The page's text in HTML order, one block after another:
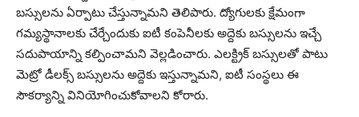
బస్సులను ఏర్పాటు చేస్తున్నామని తెలిపారు. ద్యోగులకు క్షేమంగా
గమ్యస్థానాలకు చేర్చేందుకు ఐటీ కంపెనీలకు అద్దెకు బస్సులను ఇచ్చే
సదుపాయాన్ని కల్పించామని వెల్లడించారు. ఎలక్ట్రిక్ బస్సులతో పాటు
మెట్రో డీలక్స్ బస్సులను అద్దెకు ఇస్తున్నామని, ఐటీ సంస్థలు ఈ
సౌకర్యాన్ని వినియోగించుకోవాలని కోరారు.